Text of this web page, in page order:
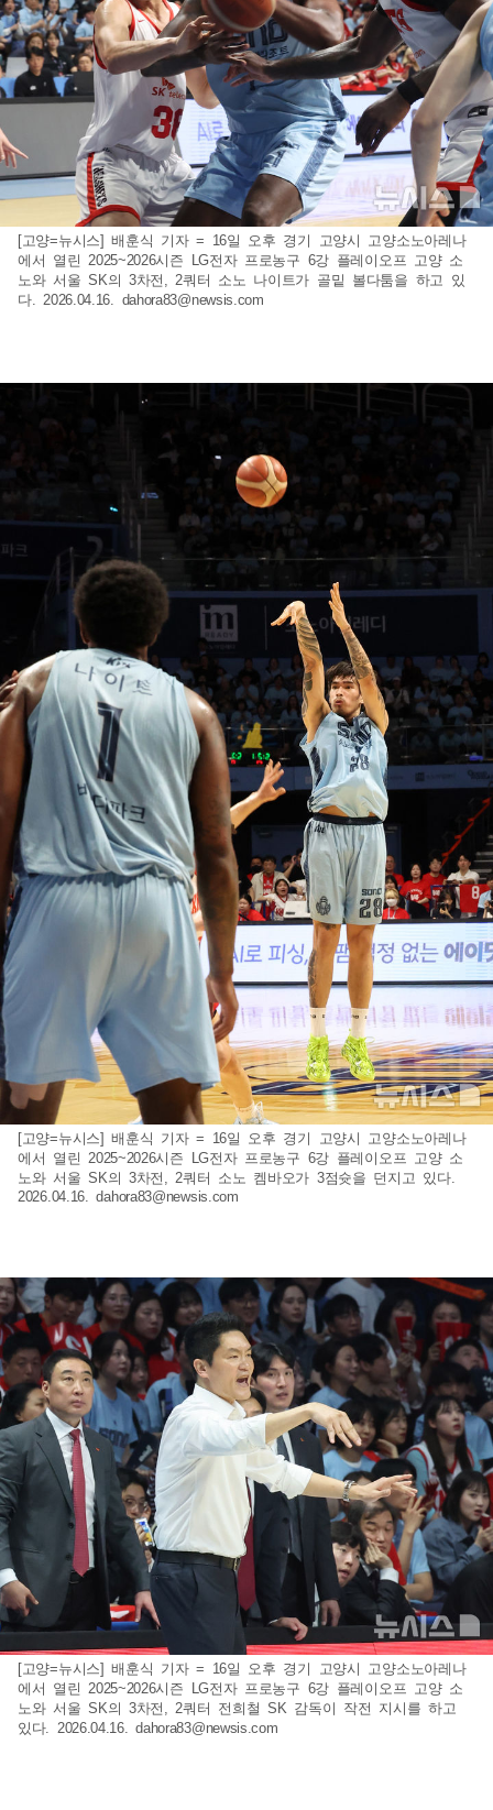
[고양=뉴시스] 배훈식 기자 = 16일 오후 경기 고양시 고양소노아레나
에서 열린 2025~2026시즌 LG전자 프로농구 6강 플레이오프 고양 소
노와 서울 SK의 3차전, 2쿼터 소노 나이트가 골밑 볼다툼을 하고 있
다. 2026.04.16. dahora83@newsis.com
[고양=뉴시스] 배훈식 기자 = 16일 오후 경기 고양시 고양소노아레나
에서 열린 2025~2026시즌 LG전자 프로농구 6강 플레이오프 고양 소
노와 서울 SK의 3차전, 2쿼터 소노 켐바오가 3점슛을 던지고 있다.
2026.04.16.dahora83@newsis.com
[고양=뉴시스] 배훈식 기자 = 16일 오후 경기 고양시 고양소노아레나
에서 열린 2025~2026시즌 LG전자 프로농구 6강 플레이오프 고양 소
노와 서울 SK의 3차전, 2쿼터 전희철 SK 감독이 작전 지시를 하고
있다. 2026.04.16.dahora83@newsis.com